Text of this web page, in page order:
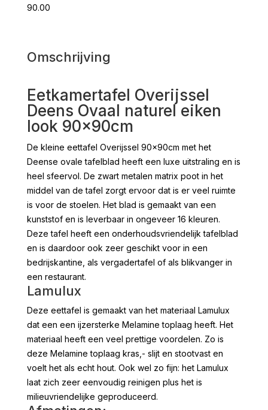
90.00
Omschrijving
Eetkamertafel Overijssel
Deens Ovaal naturel eiken
look 90x90cm
De kleine eettafel Overijssel 90x90cm met het
Deense ovale tafelblad heeft een luxe uitstraling en is
heel sfeervol. De zwart metalen matrix poot in het
middel van de tafel zorgt ervoor dat is er veel ruimte
is voor de stoelen. Het blad is gemaakt van een
kunststof en is leverbaar in ongeveer 16 kleuren.
Deze tafel heeft een onderhoudsvriendelijk tafelblad
en is daardoor ook zeer geschikt voor in een
bedrijskantine, als vergadertafel of als blikvanger in
een restaurant.
Lamulux
Deze eettafel is gemaakt van het materiaal Lamulux
dat een een ijzersterke Melamine toplaag heeft. Het
materiaal heeft een veel prettige voordelen. Zo is
deze Melamine toplaag kras,- slijt en stootvast en
voelt het als echt hout. Ook wel zo fijn: het Lamulux
laat zich zeer eenvoudig reinigen plus het is
milieuvriendelijke geproduceerd.